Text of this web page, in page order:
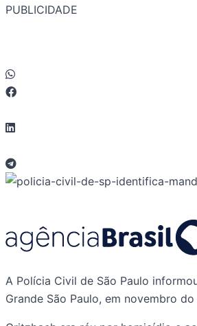
PUBLICIDADE
A Polícia Civil de São Paulo
Grande São Paulo, em novembro